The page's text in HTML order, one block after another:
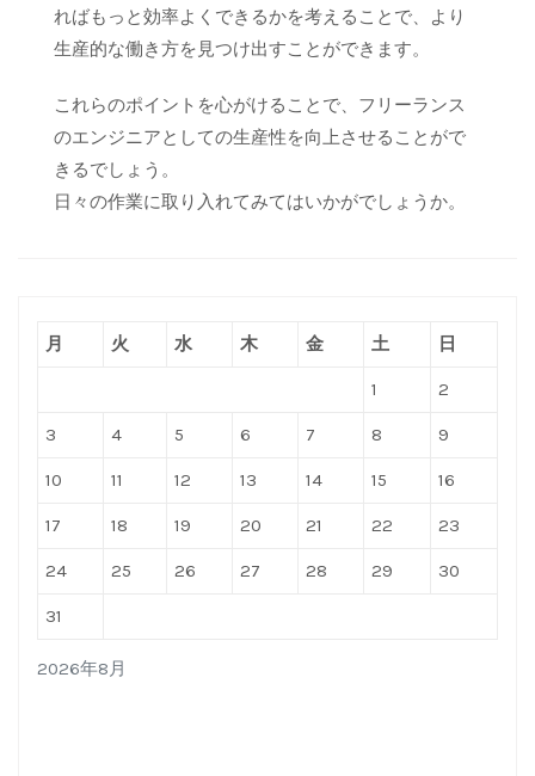
ればもっと効率よくできるかを考えることで、より
生産的な働き方を見つけ出すことができます。
これらのポイントを心がけることで、フリーランス
のエンジニアとしての生産性を向上させることがで
きるでしょう。
日々の作業に取り入れてみてはいかがでしょうか。
2026年8月
月 火 水 木 金 土 日
1 2
3 4 5 6 7 8 9
10 11 12 13 14 15 16
17 18 19 20 21 22 23
24 25 26 27 28 29 30
31